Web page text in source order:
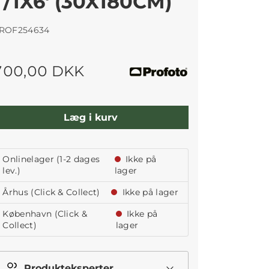
DKK
Læg i kurv
Onlinelager (1-2 dages
lev.)
Ikke på
lager
Århus (Click & Collect)
Ikke på lager
København (Click &
Collect)
Ikke på
lager